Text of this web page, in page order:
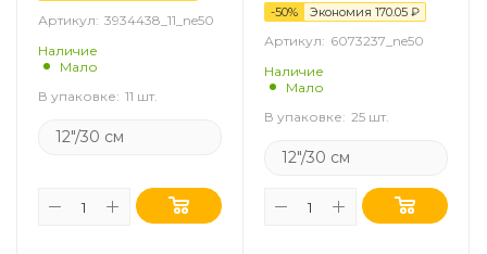
Артикул: 3934438_11_ne50
Наличие
Мало
В упаковке: 11 шт.
12"/30 см
-50% Экономия 170.05 ₽
Артикул: 6073237_ne50
Наличие
Мало
В упаковке: 25 шт.
12"/30 см